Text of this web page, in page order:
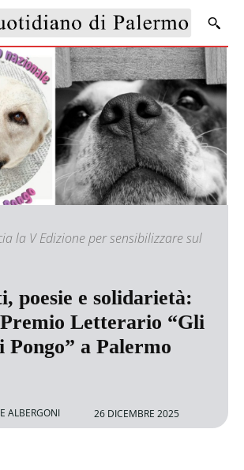
la V Edizione per sensibilizzare sul
poesie e solidarietà:
Letterario “Gli
a Palermo
ALBERGONI 26 DICEMBRE 2025